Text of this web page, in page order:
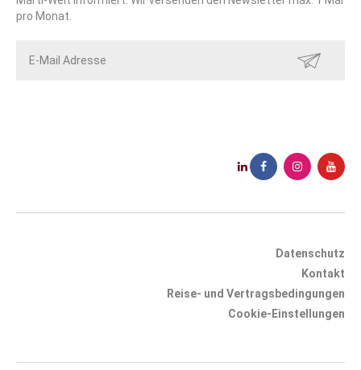
pro Monat.
SENDEN
Datenschutz
Kontakt
Reise- und Vertragsbedingungen
Cookie-Einstellungen